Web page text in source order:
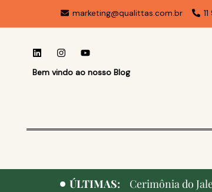
marketing@qualittas.com.br
Bem vindo ao nosso Blog
ÚLTIMAS: Cerimônia do